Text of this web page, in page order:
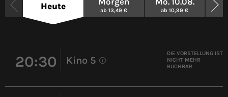
Heute ab 13,49 € ab 10,99 €
20:30 Kino 5 i
DIE VORSTELLUNG IST
NICHT MEHR
BUCHBAR